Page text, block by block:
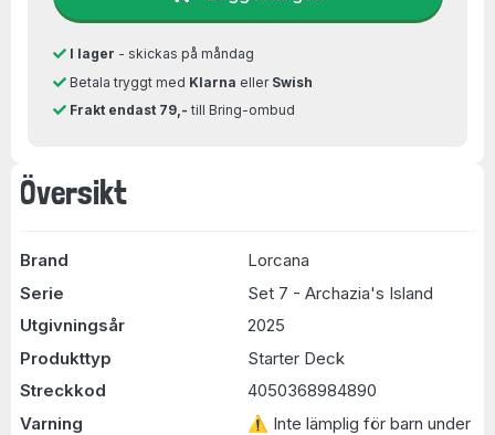
Översikt
Brand
Lorcana
Serie
Set 7 - Archazia's Island
Utgivningsår
2025
Produkttyp
Starter Deck
Streckkod
4050368984890
Varning
⚠ Inte lämplig för barn under
I lager - skickas på måndag
Betala tryggt med Klarna eller Swish
Frakt endast 79,- till Bring-ombud